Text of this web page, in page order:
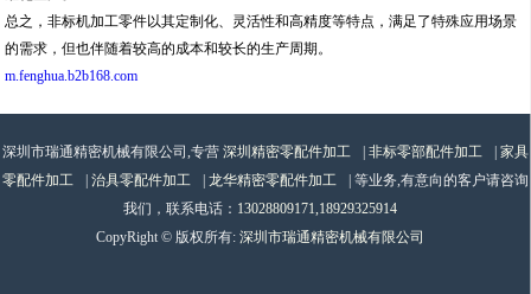
总之，非标机加工零件以其定制化、灵活性和高精度等特点，满足了特殊应用场景
的需求，但也伴随着较高的成本和较长的生产周期。
m.fenghua.b2b168.com
深圳市瑞通精密机械有限公司,专营 深圳精密零配件加工 非标零部配件加工
家具
零配件加工
治具零配件加工 龙华精密零配件加工
| 等业务,有意向的客户请咨询
我们，联系电话： 13028809171,18929325914
CopyRight © 版权所有: 深圳市瑞通精密机械有限公司